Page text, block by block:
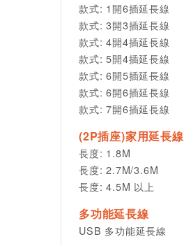
款式: 1開6插延長線
款式: 3開3插延長線
款式: 4開4插延長線
款式: 5開4插延長線
款式: 6開5插延長線
款式: 6開6插延長線
款式: 7開6插延長線
(2P插座)家用延長線
長度: 1.8M
長度: 2.7M/3.6M
長度: 4.5M 以上
多功能延長線
USB 多功能延長線